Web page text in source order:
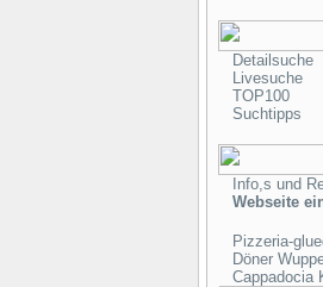
Detailsuche
Livesuche
TOP100
Suchtipps
Info,s und
Webseite
Pizzeria-
Döner
Cappadocia